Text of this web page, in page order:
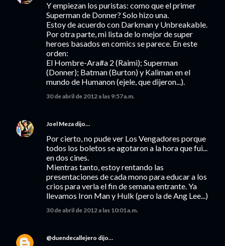
Y empiezan los puristas: como que el primer
Superman de Donner? Solo hizo una.
Estoy de acuerdo con Darkman y Unbreakable.
Por otra parte, mi lista de lo mejor de super
heroes basados en comics se parece. En este
orden:
El Hombre-Ara#a 2 (Raimi); Superman
(Donner); Batman (Burton) y Kaliman en el
mundo de Humanon (ejele, que dijeron...).
30 de abril de 2012 a las 9:57 a.m.
Joel Meza dijo…
Por cierto, no pude ver Los Vengadores porque
todos los boletos se agotaron a la hora que fui...
en dos cines.
Mientras tanto, estoy rentando las
presentaciones de cada mono para educar a los
crios para verla el fin de semana entrante. Ya
llevamos Iron Man y Hulk (pero la de Ang Lee...)
30 de abril de 2012 a las 10:01 a.m.
@duendecallejero dijo…